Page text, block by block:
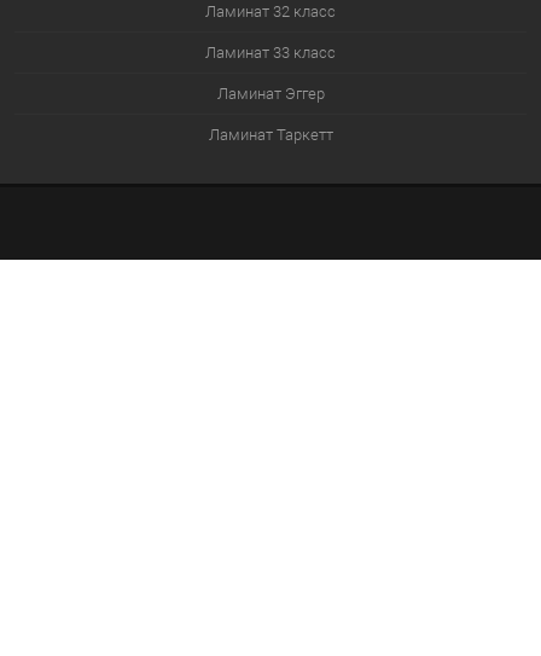
Ламинат 32 класс
Ламинат 33 класс
Ламинат Эггер
Ламинат Таркетт